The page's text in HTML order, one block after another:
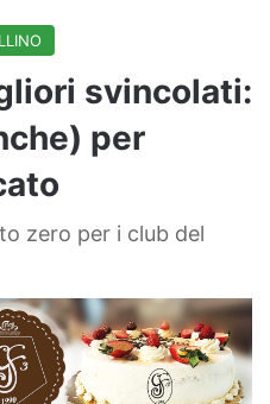
svincolati:
per
zero per i club del